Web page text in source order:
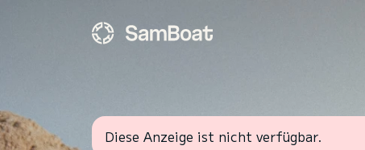
Diese Anzeige ist nicht verfügbar.